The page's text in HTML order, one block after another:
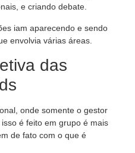
e criando debate.
iam aparecendo e sendo
envolvia várias áreas.
das
onde somente o gestor
é feito em grupo é mais
de fato com o que é